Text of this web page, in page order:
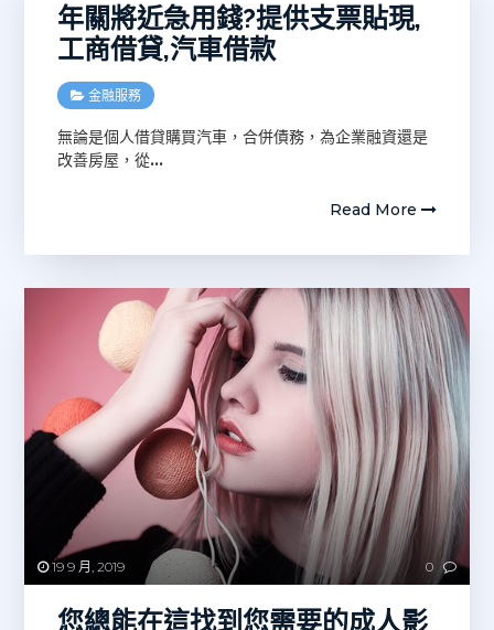
年關將近急用錢?提供支票貼現,
工商借貸,汽車借款
金融服務
無論是個人借貸購買汽車，合併債務，為企業融資還是
改善房屋，從…
Read More
19 9 月, 2019 0
您總能在這找到您需要的成人影